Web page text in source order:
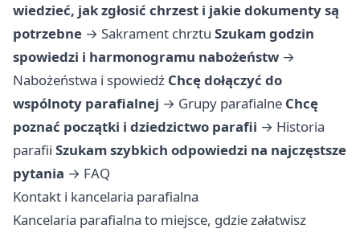
wiedzieć, jak zgłosić chrzest i jakie dokumenty są
potrzebne → Sakrament chrztu Szukam godzin
spowiedzi i harmonogramu nabożeństw →
Nabożeństwa i spowiedź Chcę dołączyć do
wspólnoty parafialnej → Grupy parafialne Chcę
poznać początki i dziedzictwo parafii → Historia
parafii Szukam szybkich odpowiedzi na najczęstsze
pytania → FAQ
Kontakt i kancelaria parafialna
Kancelaria parafialna to miejsce, gdzie załatwisz